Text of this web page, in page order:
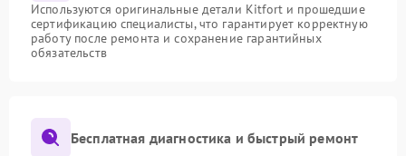
Используются оригинальные детали Kitfort и прошедшие
сертификацию специалисты, что гарантирует корректную
работу после ремонта и сохранение гарантийных
обязательств
Бесплатная диагностика и быстрый ремонт